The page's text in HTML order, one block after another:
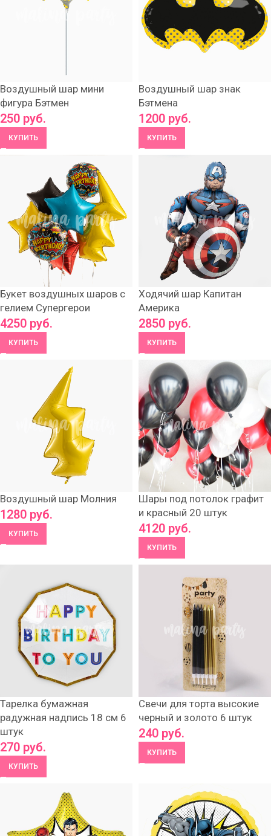
Воздушный шар мини
фигура Бэтмен
250 руб.
КУПИТЬ
Воздушный шар знак
Бэтмена
1200 руб.
КУПИТЬ
Букет воздушных шаров с
гелием Супергерои
4250 руб.
КУПИТЬ
Ходячий шар Капитан
Америка
2850 руб.
КУПИТЬ
Воздушный шар Молния
1280 руб.
КУПИТЬ
Шары под потолок графит
и красный 20 штук
4120 руб.
КУПИТЬ
Тарелка бумажная
радужная надпись 18 см 6
штук
270 руб.
КУПИТЬ
Свечи для торта высокие
черный и золото 6 штук
240 руб.
КУПИТЬ